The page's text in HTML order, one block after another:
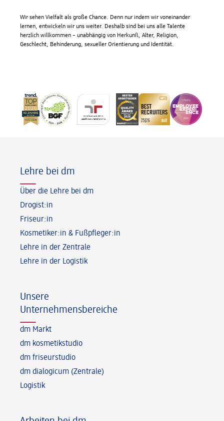
Wir sehen Vielfalt als große Chance. Denn nur indem wir voneinander
lernen, entwickeln wir uns weiter. Deshalb sind bei uns alle Talente
herzlich willkommen – unabhängig von Herkunft, Alter, Religion,
Geschlecht, Behinderung, sexueller Orientierung und Identität.
Lehre bei dm
Über die Lehre bei dm
Drogist:in
Friseur:in
Kosmetiker:in & Fußpfleger:in
Lehre in der Zentrale
Lehre in der Logistik
Unsere
Unternehmensbereiche
dm Markt
dm kosmetikstudio
dm friseurstudio
dm dialogicum (Zentrale)
Logistik